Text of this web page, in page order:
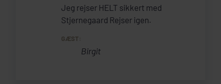
Jeg rejser HELT sikkert med
Stjernegaard Rejser igen.
GÆST:
Birgit